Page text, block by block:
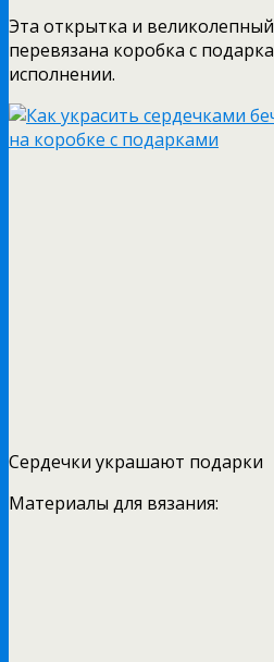
Эта открытка и
перевязана коробка с
исполнении.
Сердечки украшают подарки
Материалы для вязания: